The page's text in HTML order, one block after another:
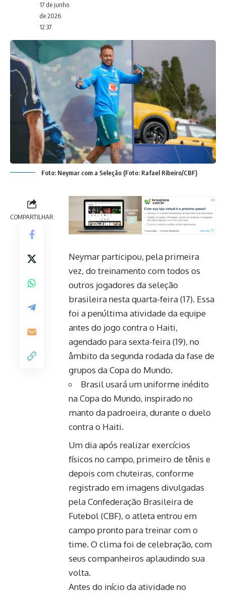
17 de junho
de 2026
12:37
Foto: Neymar com a Seleção (Foto: Rafael Ribeiro/CBF)
COMPARTILHAR
Neymar participou, pela primeira
vez, do treinamento com todos os
outros jogadores da seleção
brasileira nesta quarta-feira (17). Essa
foi a penúltima atividade da equipe
antes do jogo contra o Haiti,
agendado para sexta-feira (19), no
âmbito da segunda rodada da fase de
grupos da Copa do Mundo.
Brasil usará um uniforme inédito
na Copa do Mundo, inspirado no
manto da padroeira, durante o duelo
contra o Haiti.
Um dia após realizar exercícios
físicos no campo, primeiro de tênis e
depois com chuteiras, conforme
registrado em imagens divulgadas
pela Confederação Brasileira de
Futebol (CBF), o atleta entrou em
campo pronto para treinar com o
time. O clima foi de celebração, com
seus companheiros aplaudindo sua
volta.
Antes do início da atividade no